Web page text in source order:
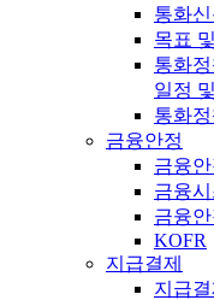
통화
목표
통화
일정
통화
금융안정
금융
금융
금융
KOFR
지급결제
지급